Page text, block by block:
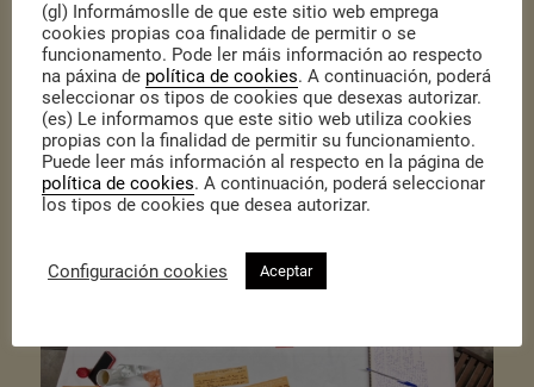
No terceiro Encontro Emprendedor abordamos a temática do
Cambio Climático e Resiliencia, achegándonos á experiencia de
Feitoría Verdecomo referente na educación ambiental. Puidemos,
ademais, poñer en común accións que se deben promover a nivel
local para paliar os impactos negativos desta crise global.
(gl) Informámoslle de que este sitio web emprega
cookies propias coa finalidade de permitir o se
funcionamento. Pode ler máis información ao respecto
na páxina de política de cookies. A continuación, poderá
seleccionar os tipos de cookies que desexas autorizar.
(es) Le informamos que este sitio web utiliza cookies
propias con la finalidad de permitir su funcionamiento.
Puede leer más información al respecto en la página de
política de cookies. A continuación, poderá seleccionar
los tipos de cookies que desea autorizar.
Configuración cookies Aceptar